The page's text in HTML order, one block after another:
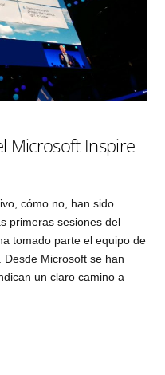
Microsoft Inspire
cómo no, han sido
primeras sesiones del
tomado parte el equipo de
Desde Microsoft se han
un claro camino a